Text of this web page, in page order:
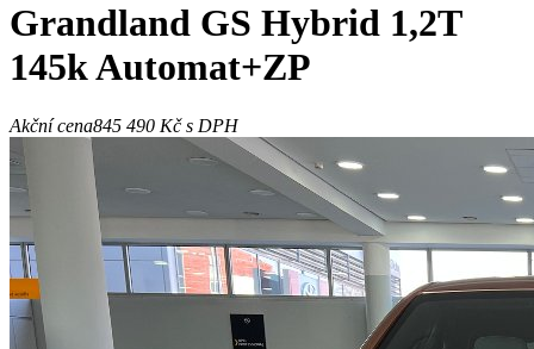
Grandland GS Hybrid 1,2T
145k Automat+ZP
Akční cena845 490 Kčs DPH